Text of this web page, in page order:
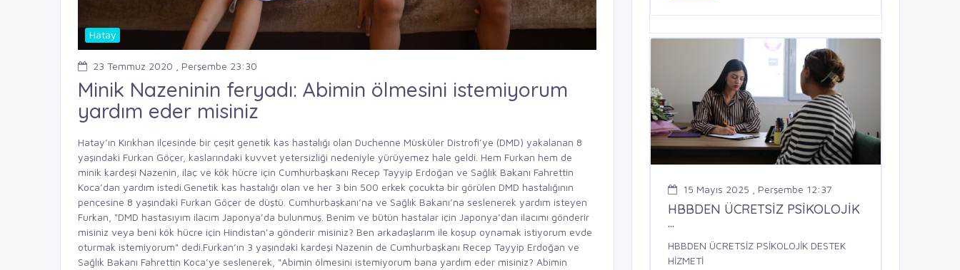
Hatay
23 Temmuz 2020 , Perşembe 23:30
Minik Nazeninin feryadı: Abimin ölmesini istemiyorum
yardım eder misiniz
Hatay’ın Kırıkhan ilçesinde bir çeşit genetik kas hastalığı olan Duchenne Müsküler Distrofi’ye (DMD) yakalanan 8
yaşındaki Furkan Göçer, kaslarındaki kuvvet yetersizliği nedeniyle yürüyemez hale geldi. Hem Furkan hem de
minik kardeşi Nazenin, ilaç ve kök hücre için Cumhurbaşkanı Recep Tayyip Erdoğan ve Sağlık Bakanı Fahrettin
Koca’dan yardım istedi.Genetik kas hastalığı olan ve her 3 bin 500 erkek çocukta bir görülen DMD hastalığının
pençesine 8 yaşındaki Furkan Göçer de düştü. Cumhurbaşkanı’na ve Sağlık Bakanı’na seslenerek yardım isteyen
Furkan, "DMD hastasıyım ilacım Japonya’da bulunmuş. Benim ve bütün hastalar için Japonya’dan ilacımı gönderir
misiniz veya beni kök hücre için Hindistan’a gönderir misiniz? Ben arkadaşlarım ile koşup oynamak istiyorum evde
oturmak istemiyorum" dedi.Furkan’ın 3 yaşındaki kardeşi Nazenin de Cumhurbaşkanı Recep Tayyip Erdoğan ve
Sağlık Bakanı Fahrettin Koca’ye seslenerek, "Abimin ölmesini istemiyorum bana yardım eder misiniz? Abimin
15 Mayıs 2025 , Perşembe 12:37
HBBDEN ÜCRETSİZ PSİKOLOJİK
...
HBBDEN ÜCRETSİZ PSİKOLOJİK DESTEK
HİZMETİ